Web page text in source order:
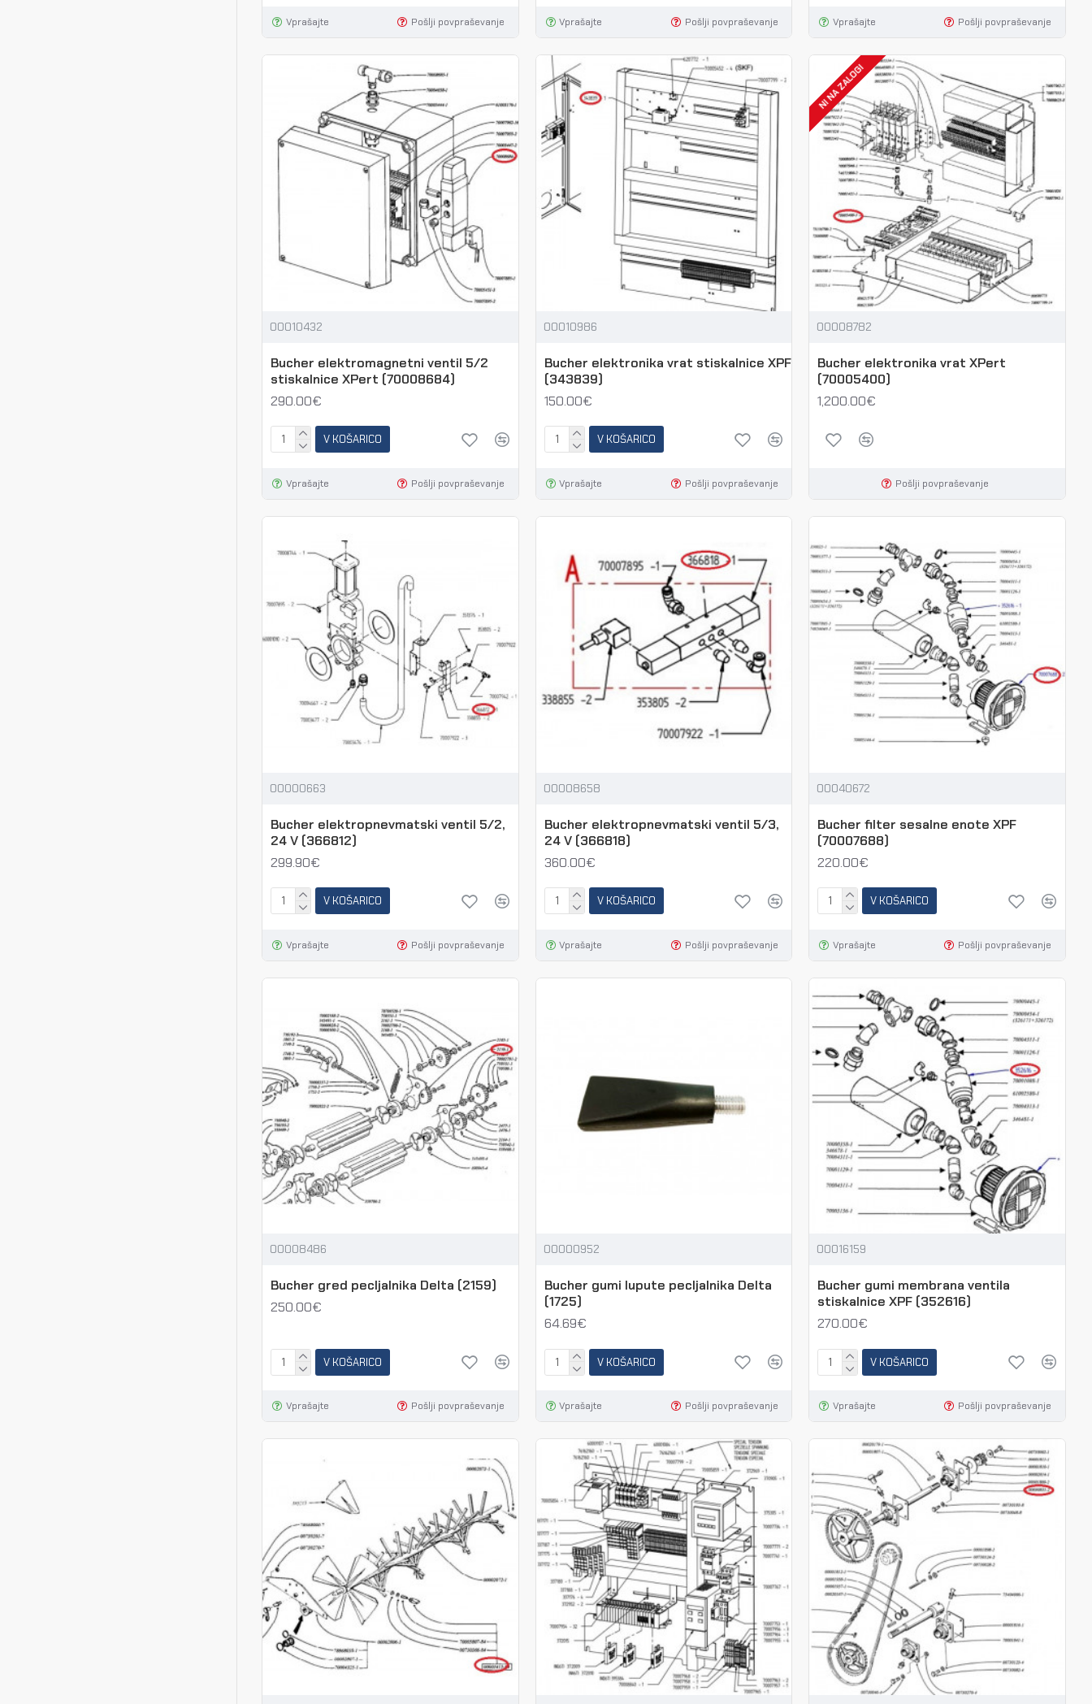
Vprašajte Pošlji povpraševanje Vprašajte Pošlji povpraševanje Vprašajte Pošlji povpraševanje
00010432
Bucher elektromagnetni ventil 5/2
stiskalnice XPert (70008684)
290.00€
V KOŠARICO
Vprašajte Pošlji povpraševanje
00010986
Bucher elektronika vrat stiskalnice XPF
(343839)
150.00€
V KOŠARICO
Vprašajte Pošlji povpraševanje
NI NA ZALOGI
00008782
Bucher elektronika vrat XPert
(70005400)
1,200.00€
Pošlji povpraševanje
00000663
Bucher elektropnevmatski ventil 5/2,
24 V (366812)
299.90€
V KOŠARICO
Vprašajte Pošlji povpraševanje
00008658
Bucher elektropnevmatski ventil 5/3,
24 V (366818)
360.00€
V KOŠARICO
Vprašajte Pošlji povpraševanje
00040672
Bucher filter sesalne enote XPF
(70007688)
220.00€
V KOŠARICO
Vprašajte Pošlji povpraševanje
00008486
Bucher gred pecljalnika Delta (2159)
250.00€
V KOŠARICO
Vprašajte Pošlji povpraševanje
00000952
Bucher gumi lupute pecljalnika Delta
(1725)
64.69€
V KOŠARICO
Vprašajte Pošlji povpraševanje
00016159
Bucher gumi membrana ventila
stiskalnice XPF (352616)
270.00€
V KOŠARICO
Vprašajte Pošlji povpraševanje